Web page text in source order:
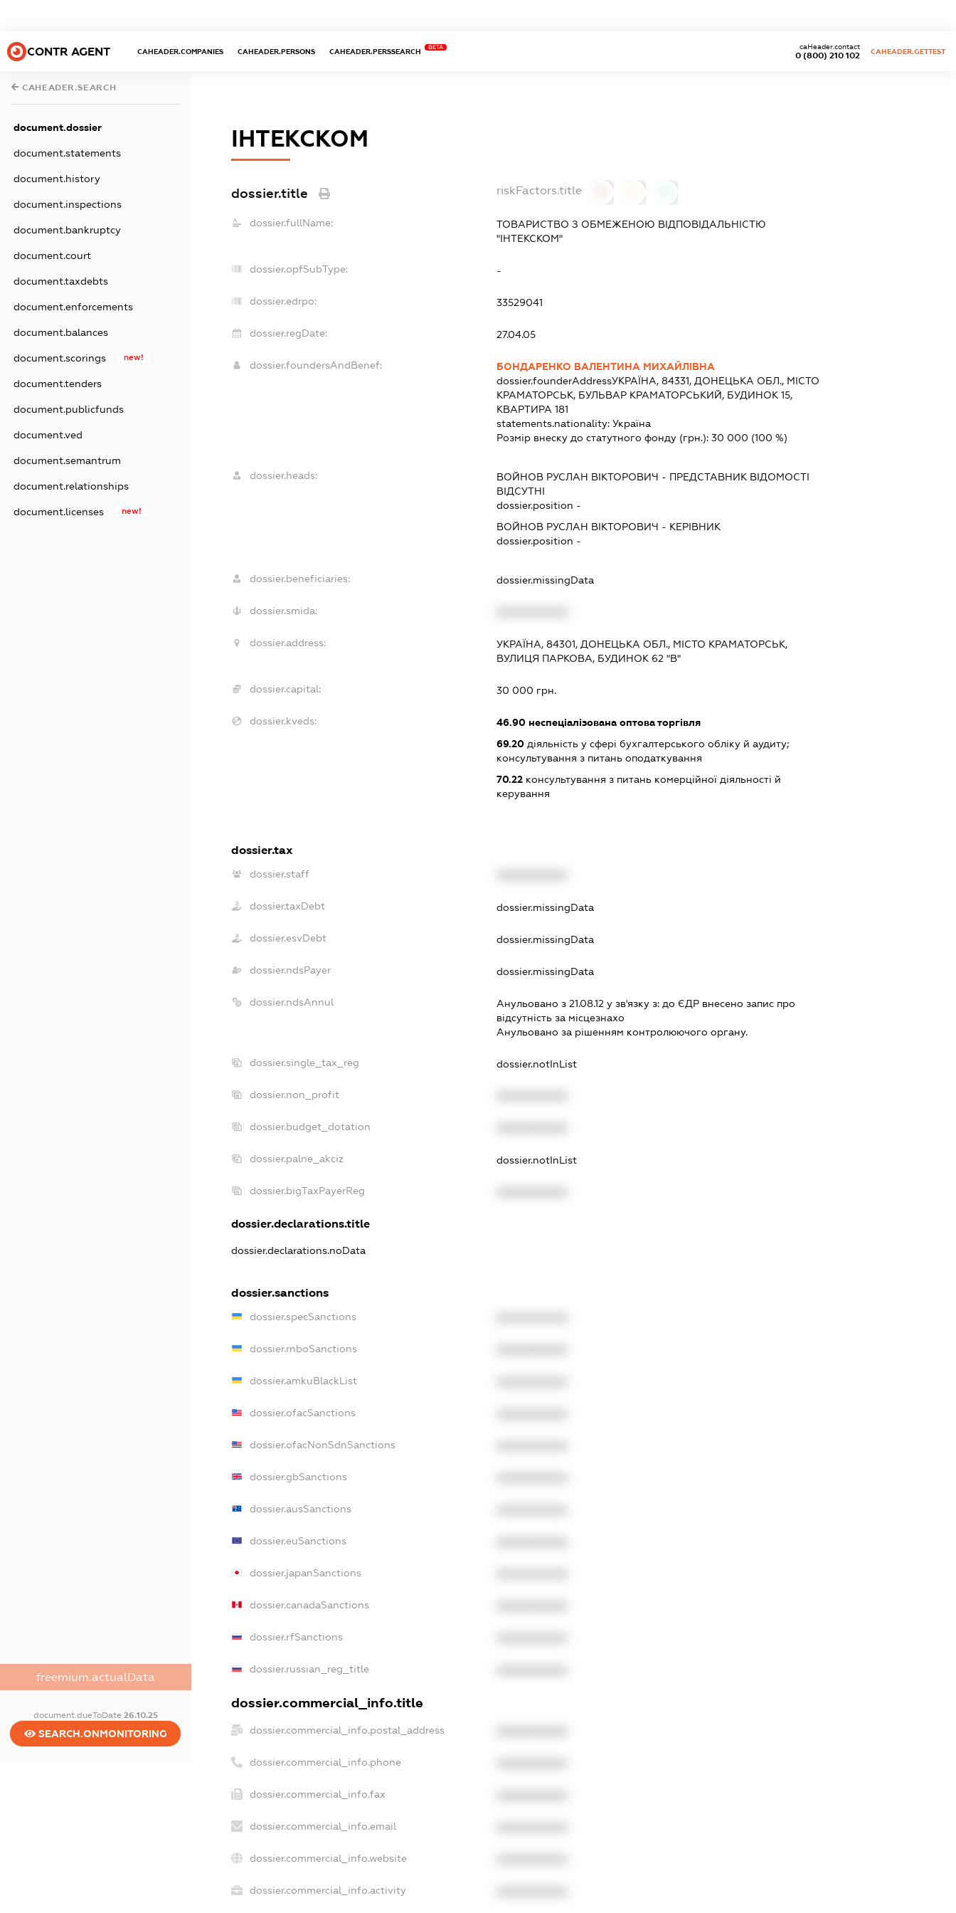
CONTR AGENT CAHEADER.COMPANIES CAHEADER.PERSONS CAHEADER.PERSSEARCH
BETA
0 (800) 210 102
caHeader.contact
CAHEADER.GETTEST
CAHEADER.SEARCH
document.dossier
document.statements
document.history
document.inspections
document.bankruptcy
document.court
document.taxdebts
document.enforcements
document.balances
document.scorings new!
document.tenders
document.publicfunds
document.ved
document.semantrum
document.relationships
document.licenses new!
freemium.actualData
document.dueToDate 26.10.25
SEARCH.ONMONITORING
ІНТЕКСКОМ
dossier.title riskFactors.title
dossier.fullName:
ТОВАРИСТВО З ОБМЕЖЕНОЮ ВІДПОВІДАЛЬНІСТЮ
"ІНТЕКСКОМ"
dossier.opfSubType: -
dossier.edrpo: 33529041
dossier.regDate: 27.04.05
dossier.foundersAndBenef:
БОНДАРЕНКО ВАЛЕНТИНА МИХАЙЛІВНА
dossier.founderAddressУКРАЇНА, 84331, ДОНЕЦЬКА ОБЛ., МІСТО
КРАМАТОРСЬК, БУЛЬВАР КРАМАТОРСЬКИЙ, БУДИНОК 15,
КВАРТИРА 181
statements.nationality: Україна
Розмір внеску до статутного фонду (грн.): 30 000 (100 %)
dossier.heads: ВОЙНОВ РУСЛАН ВІКТОРОВИЧ - ПРЕДСТАВНИК ВІДОМОСТІ
ВІДСУТНІ
dossier.position -
ВОЙНОВ РУСЛАН ВІКТОРОВИЧ - КЕРІВНИК
dossier.position -
dossier.beneficiaries: dossier.missingData
dossier.smida:
dossier.address:
УКРАЇНА, 84301, ДОНЕЦЬКА ОБЛ., МІСТО КРАМАТОРСЬК,
ВУЛИЦЯ ПАРКОВА, БУДИНОК 62 "В"
dossier.capital: 30 000 грн.
dossier.kveds: 46.90неспеціалізована оптова торгівля
69.20діяльність у сфері бухгалтерського обліку й аудиту;
консультування з питань оподаткування
70.22консультування з питань комерційної діяльності й
керування
dossier.tax
dossier.staff
dossier.taxDebt dossier.missingData
dossier.esvDebt dossier.missingData
dossier.ndsPayer dossier.missingData
dossier.ndsAnnul Анульовано з 21.08.12 у зв'язку з: до ЄДР внесено запис про
вiдсутнiсть за мiсцезнахо
Анульовано за рiшенням контролюючого органу.
dossier.single_tax_reg dossier.notInList
dossier.non_profit
dossier.budget_dotation
dossier.palne_akciz dossier.notInList
dossier.bigTaxPayerReg
dossier.declarations.title
dossier.declarations.noData
dossier.sanctions
dossier.specSanctions
dossier.rnboSanctions
dossier.amkuBlackList
dossier.ofacSanctions
dossier.ofacNonSdnSanctions
dossier.gbSanctions
dossier.ausSanctions
dossier.euSanctions
dossier.japanSanctions
dossier.canadaSanctions
dossier.rfSanctions
dossier.russian_reg_title
dossier.commercial_info.title
dossier.commercial_info.postal_address
dossier.commercial_info.phone
dossier.commercial_info.fax
dossier.commercial_info.email
dossier.commercial_info.website
dossier.commercial_info.activity